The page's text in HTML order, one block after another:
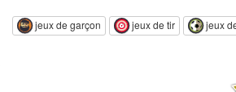
jeux de garçon jeux de tir jeux